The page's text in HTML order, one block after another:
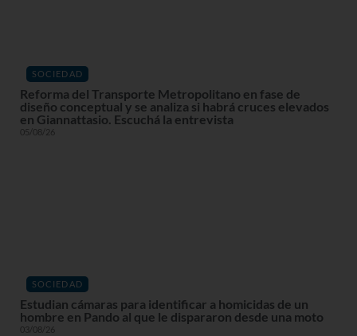
SOCIEDAD
Reforma del Transporte Metropolitano en fase de
diseño conceptual y se analiza si habrá cruces elevados
en Giannattasio. Escuchá la entrevista
05/08/26
SOCIEDAD
Estudian cámaras para identificar a homicidas de un
hombre en Pando al que le dispararon desde una moto
03/08/26